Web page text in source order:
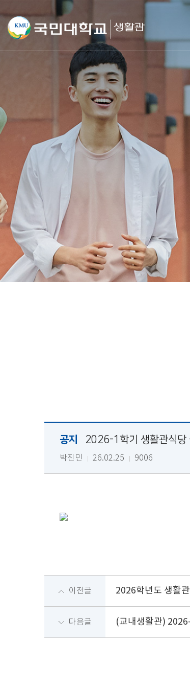
공지 2026-1학기 생활관식당
박진민 26.02.25 9006
이전글 2026학년도 생활
다음글 (교내생활관)